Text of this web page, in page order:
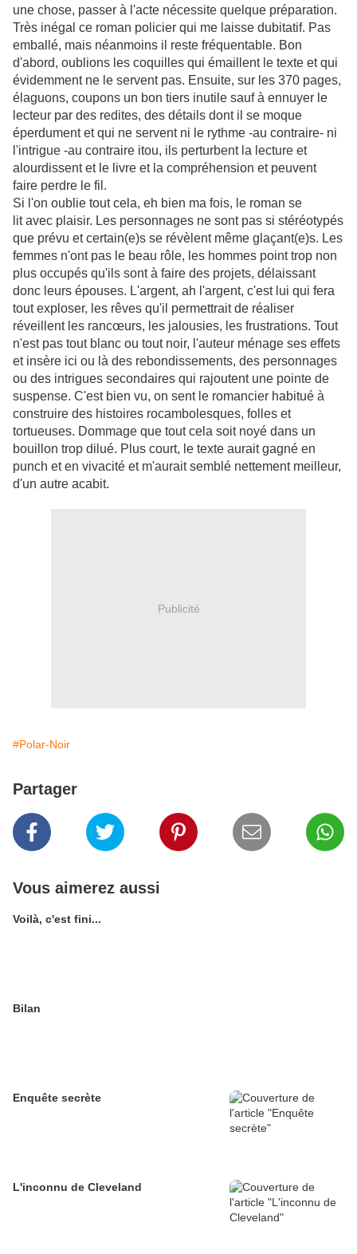
une chose, passer à l'acte nécessite quelque préparation.
Très inégal ce roman policier qui me laisse dubitatif. Pas
emballé, mais néanmoins il reste fréquentable. Bon
d'abord, oublions les coquilles qui émaillent le texte et qui
évidemment ne le servent pas. Ensuite, sur les 370 pages,
élaguons, coupons un bon tiers inutile sauf à ennuyer le
lecteur par des redites, des détails dont il se moque
éperdument et qui ne servent ni le rythme -au contraire- ni
l'intrigue -au contraire itou, ils perturbent la lecture et
alourdissent et le livre et la compréhension et peuvent
faire perdre le fil.
Si l'on oublie tout cela, eh bien ma fois, le roman se
lit avec plaisir. Les personnages ne sont pas si stéréotypés
que prévu et certain(e)s se révèlent même glaçant(e)s. Les
femmes n'ont pas le beau rôle, les hommes point trop non
plus occupés qu'ils sont à faire des projets, délaissant
donc leurs épouses. L'argent, ah l'argent, c'est lui qui fera
tout exploser, les rêves qu'il permettrait de réaliser
réveillent les rancœurs, les jalousies, les frustrations. Tout
n'est pas tout blanc ou tout noir, l'auteur ménage ses effets
et insère ici ou là des rebondissements, des personnages
ou des intrigues secondaires qui rajoutent une pointe de
suspense. C'est bien vu, on sent le romancier habitué à
construire des histoires rocambolesques, folles et
tortueuses. Dommage que tout cela soit noyé dans un
bouillon trop dilué. Plus court, le texte aurait gagné en
punch et en vivacité et m'aurait semblé nettement meilleur,
d'un autre acabit.
Publicité
#Polar-Noir
Partager
Vous aimerez aussi
Voilà, c'est fini...
Bilan
Enquête secrète
L'inconnu de Cleveland